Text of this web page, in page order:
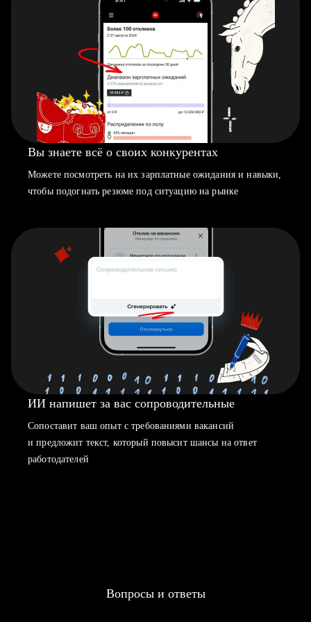
Вы знаете всё о своих конкурентах
Можете посмотреть на их зарплатные ожидания и навыки,
чтобы подогнать резюме под ситуацию на рынке
ИИ напишет за вас сопроводительные
Сопоставит ваш опыт с требованиями вакансий
и предложит текст, который повысит шансы на ответ
работодателей
Вопросы и ответы